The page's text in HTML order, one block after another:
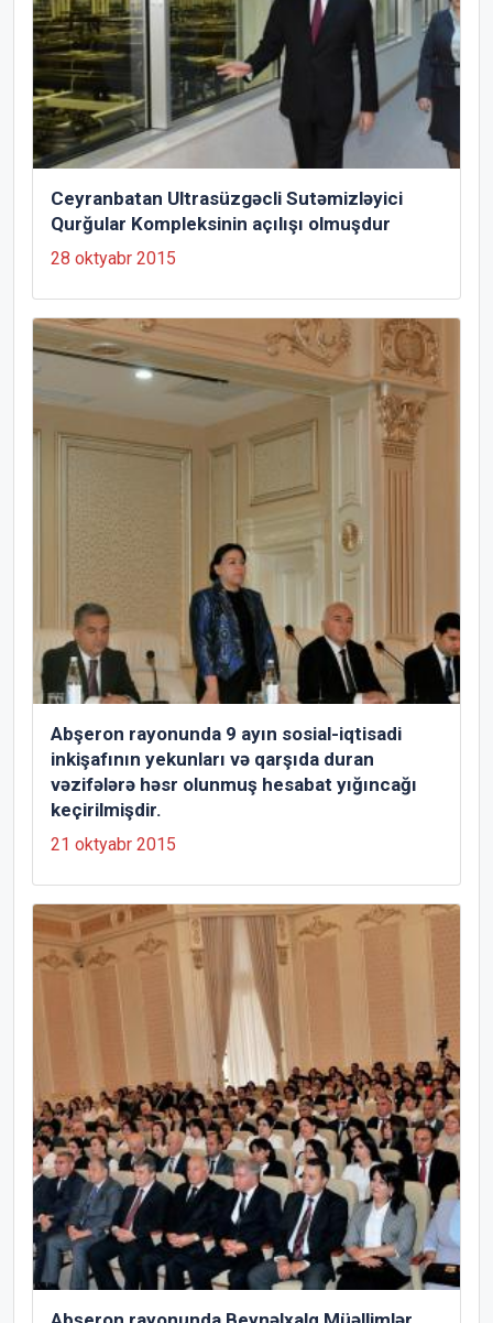
Ceyranbatan Ultrasüzgəcli Sutəmizləyici
Qurğular Kompleksinin açılışı olmuşdur
28 oktyabr 2015
Abşeron rayonunda 9 ayın sosial-iqtisadi
inkişafının yekunları və qarşıda duran
vəzifələrə həsr olunmuş hesabat yığıncağı
keçirilmişdir.
21 oktyabr 2015